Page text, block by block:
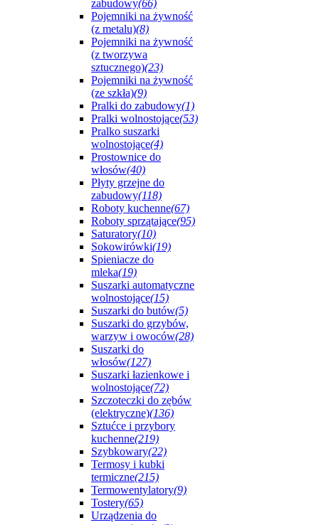
zabudowy(66)
Pojemniki na żywność
(z metalu)(8)
Pojemniki na żywność
(z tworzywa
sztucznego)(23)
Pojemniki na żywność
(ze szkła)(9)
Pralki do zabudowy(1)
Pralki wolnostojące(53)
Pralko suszarki
wolnostojące(4)
Prostownice do
włosów(40)
Płyty grzejne do
zabudowy(118)
Roboty kuchenne(67)
Roboty sprzątające(95)
Saturatory(10)
Sokowirówki(19)
Spieniacze do
mleka(19)
Suszarki automatyczne
wolnostojące(15)
Suszarki do butów(5)
Suszarki do grzybów,
warzyw i owoców(28)
Suszarki do
włosów(127)
Suszarki łazienkowe i
wolnostojące(72)
Szczoteczki do zębów
(elektryczne)(136)
Sztućce i przybory
kuchenne(219)
Szybkowary(22)
Termosy i kubki
termiczne(215)
Termowentylatory(9)
Tostery(65)
Urządzenia do